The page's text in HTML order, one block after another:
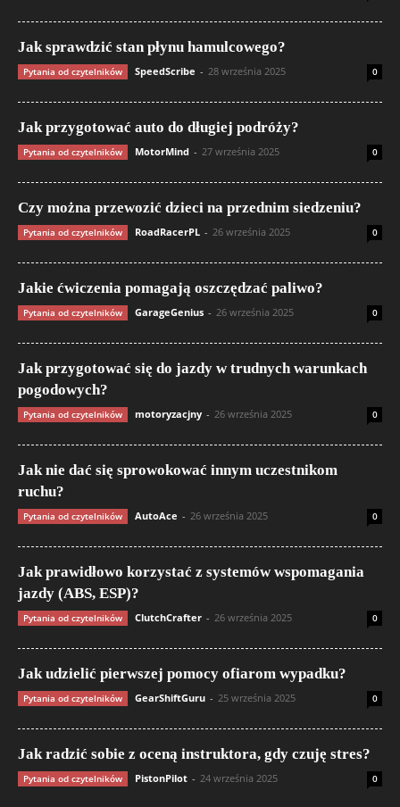
Jak sprawdzić stan płynu hamulcowego?
Pytania od czytelników SpeedScribe - 28 września 2025 0
Jak przygotować auto do długiej podróży?
Pytania od czytelników MotorMind - 27 września 2025 0
Czy można przewozić dzieci na przednim siedzeniu?
Pytania od czytelników RoadRacerPL - 26 września 2025 0
Jakie ćwiczenia pomagają oszczędzać paliwo?
Pytania od czytelników GarageGenius - 26 września 2025 0
Jak przygotować się do jazdy w trudnych warunkach
pogodowych?
Pytania od czytelników motoryzacjny - 26 września 2025 0
Jak nie dać się sprowokować innym uczestnikom
ruchu?
Pytania od czytelników AutoAce - 26 września 2025 0
Jak prawidłowo korzystać z systemów wspomagania
jazdy (ABS, ESP)?
Pytania od czytelników ClutchCrafter - 26 września 2025 0
Jak udzielić pierwszej pomocy ofiarom wypadku?
Pytania od czytelników GearShiftGuru - 25 września 2025 0
Jak radzić sobie z oceną instruktora, gdy czuję stres?
Pytania od czytelników PistonPilot - 24 września 2025 0